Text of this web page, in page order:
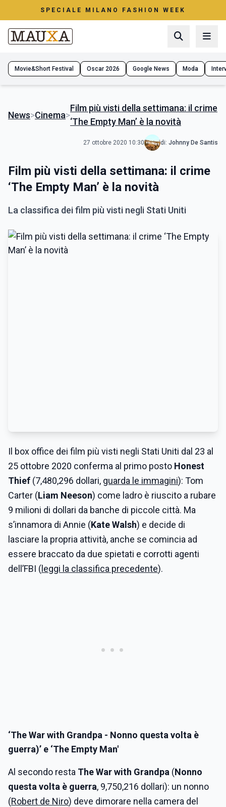
SPECIALE MILANO FASHION WEEK
Movie&Short Festival Oscar 2026 Google News Moda
News>Cinema>
Film più visti della settimana: il crime
‘The Empty Man’ è la novità
27 ottobre 2020 10:30 di: Johnny De Santis
Film più visti della settimana: il crime
‘The Empty Man’ è la novità
La classifica dei film più visti negli Stati Uniti
Il box office dei film più visti negli Stati Uniti dal 23 al
25 ottobre 2020 conferma al primo posto Honest
Thief (7,480,296 dollari, guarda le immagini): Tom
Carter (Liam Neeson) come ladro è riuscito a rubare
9 milioni di dollari da banche di piccole città. Ma
s’innamora di Annie (Kate Walsh) e decide di
lasciare la propria attività, anche se comincia ad
essere braccato da due spietati e corrotti agenti
dell’FBI ( leggi la classifica precedente).
‘The War with Grandpa - Nonno questa volta è
guerra)’ e ‘The Empty Man'
Al secondo resta The War with Grandpa (Nonno
questa volta è guerra, 9,750,216 dollari): un nonno
(Robert de Niro) deve dimorare nella camera del